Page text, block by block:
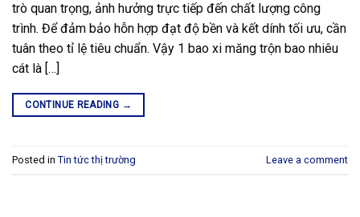
trò quan trọng, ảnh hưởng trực tiếp đến chất lượng công
trình. Để đảm bảo hỗn hợp đạt độ bền và kết dính tối ưu, cần
tuân theo tỉ lệ tiêu chuẩn. Vậy 1 bao xi măng trộn bao nhiêu
cát là […]
CONTINUE READING →
Posted in Tin tức thị trường Leave a comment